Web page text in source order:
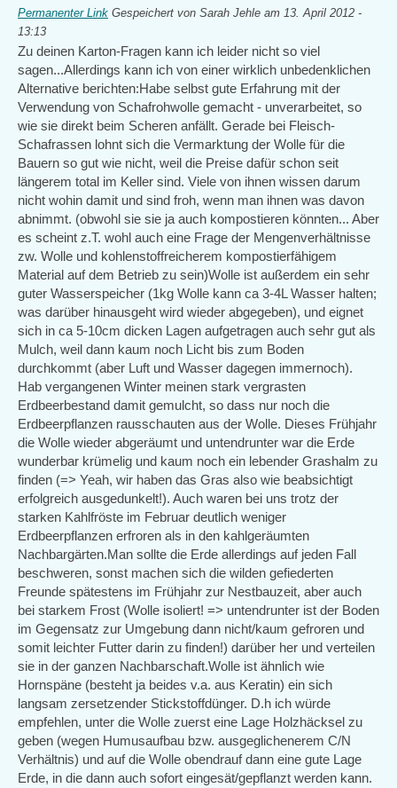
Permanenter Link Gespeichert von Sarah Jehle am 13. April 2012 -
13:13
Zu deinen Karton-Fragen kann ich leider nicht so viel
sagen...Allerdings kann ich von einer wirklich unbedenklichen
Alternative berichten:Habe selbst gute Erfahrung mit der
Verwendung von Schafrohwolle gemacht - unverarbeitet, so
wie sie direkt beim Scheren anfällt. Gerade bei Fleisch-
Schafrassen lohnt sich die Vermarktung der Wolle für die
Bauern so gut wie nicht, weil die Preise dafür schon seit
längerem total im Keller sind. Viele von ihnen wissen darum
nicht wohin damit und sind froh, wenn man ihnen was davon
abnimmt. (obwohl sie sie ja auch kompostieren könnten... Aber
es scheint z.T. wohl auch eine Frage der Mengenverhältnisse
zw. Wolle und kohlenstoffreicherem kompostierfähigem
Material auf dem Betrieb zu sein)Wolle ist außerdem ein sehr
guter Wasserspeicher (1kg Wolle kann ca 3-4L Wasser halten;
was darüber hinausgeht wird wieder abgegeben), und eignet
sich in ca 5-10cm dicken Lagen aufgetragen auch sehr gut als
Mulch, weil dann kaum noch Licht bis zum Boden
durchkommt (aber Luft und Wasser dagegen immernoch).
Hab vergangenen Winter meinen stark vergrasten
Erdbeerbestand damit gemulcht, so dass nur noch die
Erdbeerpflanzen rausschauten aus der Wolle. Dieses Frühjahr
die Wolle wieder abgeräumt und untendrunter war die Erde
wunderbar krümelig und kaum noch ein lebender Grashalm zu
finden (=> Yeah, wir haben das Gras also wie beabsichtigt
erfolgreich ausgedunkelt!). Auch waren bei uns trotz der
starken Kahlfröste im Februar deutlich weniger
Erdbeerpflanzen erfroren als in den kahlgeräumten
Nachbargärten.Man sollte die Erde allerdings auf jeden Fall
beschweren, sonst machen sich die wilden gefiederten
Freunde spätestens im Frühjahr zur Nestbauzeit, aber auch
bei starkem Frost (Wolle isoliert! => untendrunter ist der Boden
im Gegensatz zur Umgebung dann nicht/kaum gefroren und
somit leichter Futter darin zu finden!) darüber her und verteilen
sie in der ganzen Nachbarschaft.Wolle ist ähnlich wie
Hornspäne (besteht ja beides v.a. aus Keratin) ein sich
langsam zersetzender Stickstoffdünger. D.h ich würde
empfehlen, unter die Wolle zuerst eine Lage Holzhäcksel zu
geben (wegen Humusaufbau bzw. ausgeglichenerem C/N
Verhältnis) und auf die Wolle obendrauf dann eine gute Lage
Erde, in die dann auch sofort eingesät/gepflanzt werden kann.